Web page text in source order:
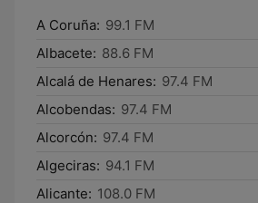
A Coruña: 99.1 FM
Albacete: 88.6 FM
Alcalá de Henares: 97.4 FM
Alcobendas: 97.4 FM
Alcorcón: 97.4 FM
Algeciras: 94.1 FM
Alicante: 108.0 FM